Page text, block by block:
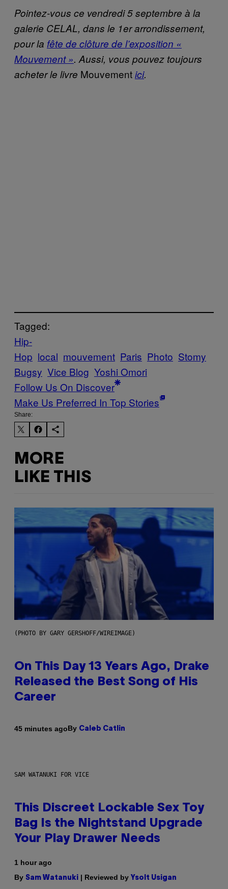
Pointez-vous ce vendredi 5 septembre à la
galerie CELAL, dans le 1er arrondissement,
pour la fête de clôture de l’exposition «
Mouvement ». Aussi, vous pouvez toujours
acheter le livre Mouvementici.
Tagged:
Hip-
Hop local mouvement Paris Photo Stomy
Bugsy Vice Blog Yoshi Omori
Follow Us On Discover
Make Us Preferred In Top Stories
Share:
MORE
LIKE THIS
(PHOTO BY GARY GERSHOFF/WIREIMAGE)
On This Day 13 Years Ago, Drake
Released the Best Song of His
Career
45 minutes agoBy Caleb Catlin
SAM WATANUKI FOR VICE
This Discreet Lockable Sex Toy
Bag Is the Nightstand Upgrade
Your Play Drawer Needs
1 hour ago
By Sam Watanuki | Reviewed by Ysolt Usigan